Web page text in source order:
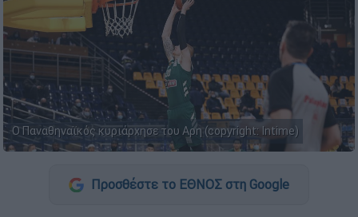
Ο Παναθηναϊκός κυριάρχησε του Αρη (copyright: Intime)
Προσθέστε το ΕΘΝΟΣ στη Google